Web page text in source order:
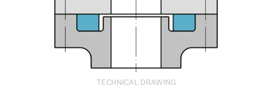
TECHNICAL DRAWING